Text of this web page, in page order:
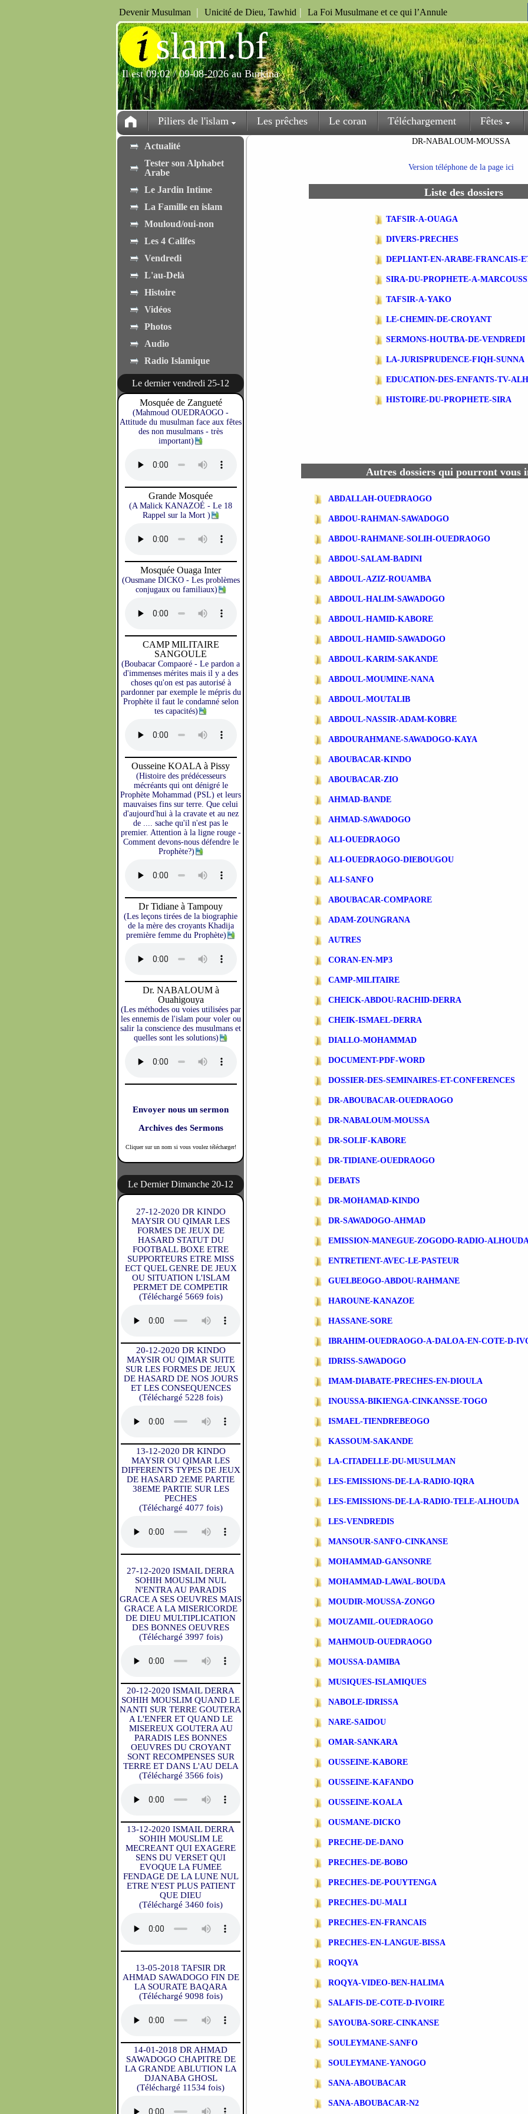
Devenir Musulman | Unicité de Dieu, Tawhid | La Foi Musulmane et ce qui l’Annule
islam.bf
Il est 09:02 / 09-08-2026 au Burkina
Piliers de l'islam Les prêches Le coran Téléchargement Fêtes
Actualité
Tester son Alphabet
Arabe
Le Jardin Intime
La Famille en islam
Mouloud/oui-non
Les 4 Califes
Vendredi
L'au-Delà
Histoire
Vidéos
Photos
Audio
Radio Islamique
Le dernier vendredi 25-12
Mosquée de Zangueté
(Mahmoud OUEDRAOGO -
Attitude du musulman face aux fêtes
des non musulmans - très
important)
Grande Mosquée
(A Malick KANAZOÉ - Le 18
Rappel sur la Mort )
Mosquée Ouaga Inter
(Ousmane DICKO - Les problèmes
conjugaux ou familiaux)
CAMP MILITAIRE
SANGOULE
(Boubacar Compaoré - Le pardon a
d'immenses mérites mais il y a des
choses qu'on est pas autorisé à
pardonner par exemple le mépris du
Prophète il faut le condamné selon
tes capacités)
Ousseine KOALA à Pissy
(Histoire des prédécesseurs
mécréants qui ont dénigré le
Prophète Mohammad (PSL) et leurs
mauvaises fins sur terre. Que celui
d'aujourd'hui à la cravate et au nez
de .... sache qu'il n'est pas le
premier. Attention à la ligne rouge -
Comment devons-nous défendre le
Prophète?)
Dr Tidiane à Tampouy
(Les leçons tirées de la biographie
de la mère des croyants Khadija
première femme du Prophète)
Dr. NABALOUM à
Ouahigouya
(Les méthodes ou voies utilisées par
les ennemis de l'islam pour voler ou
salir la conscience des musulmans et
quelles sont les solutions)
Envoyer nous un sermon
Archives des Sermons
Cliquer sur un nom si vous voulez télécharger!
Le Dernier Dimanche 20-12
27-12-2020 DR KINDO
MAYSIR OU QIMAR LES
FORMES DE JEUX DE
HASARD STATUT DU
FOOTBALL BOXE ETRE
SUPPORTEURS ETRE MISS
ECT QUEL GENRE DE JEUX
OU SITUATION L'ISLAM
PERMET DE COMPETIR
(Téléchargé 5669 fois)
20-12-2020 DR KINDO
MAYSIR OU QIMAR SUITE
SUR LES FORMES DE JEUX
DE HASARD DE NOS JOURS
ET LES CONSEQUENCES
(Téléchargé 5228 fois)
13-12-2020 DR KINDO
MAYSIR OU QIMAR LES
DIFFERENTS TYPES DE JEUX
DE HASARD 2EME PARTIE
38EME PARTIE SUR LES
PECHES
(Téléchargé 4077 fois)
27-12-2020 ISMAIL DERRA
SOHIH MOUSLIM NUL
N'ENTRA AU PARADIS
GRACE A SES OEUVRES MAIS
GRACE A LA MISERICORDE
DE DIEU MULTIPLICATION
DES BONNES OEUVRES
(Téléchargé 3997 fois)
20-12-2020 ISMAIL DERRA
SOHIH MOUSLIM QUAND LE
NANTI SUR TERRE GOUTERA
A L'ENFER ET QUAND LE
MISEREUX GOUTERA AU
PARADIS LES BONNES
OEUVRES DU CROYANT
SONT RECOMPENSES SUR
TERRE ET DANS L'AU DELA
(Téléchargé 3566 fois)
13-12-2020 ISMAIL DERRA
SOHIH MOUSLIM LE
MECREANT QUI EXAGERE
SENS DU VERSET QUI
EVOQUE LA FUMEE
FENDAGE DE LA LUNE NUL
ETRE N'EST PLUS PATIENT
QUE DIEU
(Téléchargé 3460 fois)
13-05-2018 TAFSIR DR
AHMAD SAWADOGO FIN DE
LA SOURATE BAQARA
(Téléchargé 9098 fois)
14-01-2018 DR AHMAD
SAWADOGO CHAPITRE DE
LA GRANDE ABLUTION LA
DJANABA GHOSL
(Téléchargé 11534 fois)
DR-NABALOUM-MOUSSA
Version téléphone de la page ici
Liste des dossiers
TAFSIR-A-OUAGA
DIVERS-PRECHES
DEPLIANT-EN-ARABE-FRANCAIS-
SIRA-DU-PROPHETE-A-
TAFSIR-A-YAKO
LE-CHEMIN-DE-CROYANT
SERMONS-HOUTBA-DE-VENDREDI
LA-JURISPRUDENCE-FIQH-SUNNA
EDUCATION-DES-ENFANTS-TV-
HISTOIRE-DU-PROPHETE-SIRA
Autres dossiers qui pourront vous
ABDALLAH-OUEDRAOGO
ABDOU-RAHMAN-SAWADOGO
ABDOU-RAHMANE-SOLIH-OUEDRAOGO
ABDOU-SALAM-BADINI
ABDOUL-AZIZ-ROUAMBA
ABDOUL-HALIM-SAWADOGO
ABDOUL-HAMID-KABORE
ABDOUL-HAMID-SAWADOGO
ABDOUL-KARIM-SAKANDE
ABDOUL-MOUMINE-NANA
ABDOUL-MOUTALIB
ABDOUL-NASSIR-ADAM-KOBRE
ABDOURAHMANE-SAWADOGO-KAYA
ABOUBACAR-KINDO
ABOUBACAR-ZIO
AHMAD-BANDE
AHMAD-SAWADOGO
ALI-OUEDRAOGO
ALI-OUEDRAOGO-DIEBOUGOU
ALI-SANFO
ABOUBACAR-COMPAORE
ADAM-ZOUNGRANA
AUTRES
CORAN-EN-MP3
CAMP-MILITAIRE
CHEICK-ABDOU-RACHID-DERRA
CHEIK-ISMAEL-DERRA
DIALLO-MOHAMMAD
DOCUMENT-PDF-WORD
DOSSIER-DES-SEMINAIRES-ET-CONFERENCES
DR-ABOUBACAR-OUEDRAOGO
DR-NABALOUM-MOUSSA
DR-SOLIF-KABORE
DR-TIDIANE-OUEDRAOGO
DEBATS
DR-MOHAMAD-KINDO
DR-SAWADOGO-AHMAD
EMISSION-MANEGUE-ZOGODO-RADIO-
ENTRETIENT-AVEC-LE-PASTEUR
GUELBEOGO-ABDOU-RAHMANE
HAROUNE-KANAZOE
HASSANE-SORE
IBRAHIM-OUEDRAOGO-A-DALOA-EN-COTE-D-
IDRISS-SAWADOGO
IMAM-DIABATE-PRECHES-EN-DIOULA
INOUSSA-BIKIENGA-CINKANSSE-TOGO
ISMAEL-TIENDREBEOGO
KASSOUM-SAKANDE
LA-CITADELLE-DU-MUSULMAN
LES-EMISSIONS-DE-LA-RADIO-IQRA
LES-EMISSIONS-DE-LA-RADIO-TELE-ALHOUDA
LES-VENDREDIS
MANSOUR-SANFO-CINKANSE
MOHAMMAD-GANSONRE
MOHAMMAD-LAWAL-BOUDA
MOUDIR-MOUSSA-ZONGO
MOUZAMIL-OUEDRAOGO
MAHMOUD-OUEDRAOGO
MOUSSA-DAMIBA
MUSIQUES-ISLAMIQUES
NABOLE-IDRISSA
NARE-SAIDOU
OMAR-SANKARA
OUSSEINE-KABORE
OUSSEINE-KAFANDO
OUSSEINE-KOALA
OUSMANE-DICKO
PRECHE-DE-DANO
PRECHES-DE-BOBO
PRECHES-DE-POUYTENGA
PRECHES-DU-MALI
PRECHES-EN-FRANCAIS
PRECHES-EN-LANGUE-BISSA
ROQYA
ROQYA-VIDEO-BEN-HALIMA
SALAFIS-DE-COTE-D-IVOIRE
SAYOUBA-SORE-CINKANSE
SOULEYMANE-SANFO
SOULEYMANE-YANOGO
SANA-ABOUBACAR
SANA-ABOUBACAR-N2